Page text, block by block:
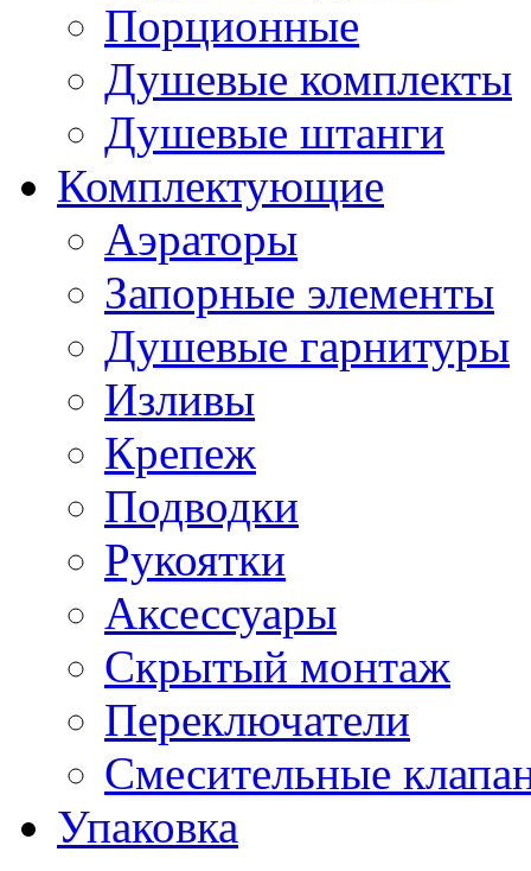
Порционные
Душевые комплекты
Душевые штанги
Комплектующие
Аэраторы
Запорные элементы
Душевые гарнитуры
Изливы
Крепеж
Подводки
Рукоятки
Аксессуары
Скрытый монтаж
Переключатели
Смесительные
Упаковка